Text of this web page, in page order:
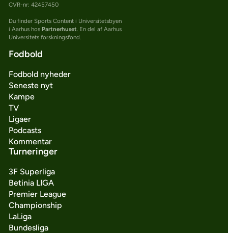
CVR-nr: 42457450
Du finder Sports Content i Universitetsbyen
i Aarhus hos Partnerhuset. En del af Aarhus
Universitets forskningsfond.
Fodbold
Fodbold nyheder
Seneste nyt
Kampe
TV
Ligaer
Podcasts
Kommentar
Turneringer
3F Superliga
Betinia LIGA
Premier League
Championship
LaLiga
Bundesliga